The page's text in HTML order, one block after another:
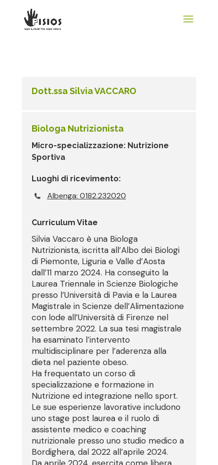
Dott.ssa Silvia VACCARO
Biologa Nutrizionista
Micro-specializzazione: Nutrizione
Sportiva
Luoghi di ricevimento:
Albenga: 0182.232020
Curriculum Vitae
Silvia Vaccaro è una Biologa
Nutrizionista, iscritta all’Albo dei Biologi
di Piemonte, Liguria e Valle d’Aosta
dall’11 marzo 2024. Ha conseguito la
Laurea Triennale in Scienze Biologiche
presso l’Università di Pavia e la Laurea
Magistrale in Scienze dell’Alimentazione
con lode all’Università di Firenze nel
settembre 2022. La sua tesi magistrale
ha esaminato l’intervento
multidisciplinare per l’aderenza alla
dieta nel paziente obeso.
Ha frequentato un corso di
specializzazione e formazione in
Nutrizione ed integrazione nello sport.
Le sue esperienze lavorative includono
uno stage post laurea e il ruolo di
assistente medico e coaching
nutrizionale presso uno studio medico a
Bordighera, dal 2022 all’aprile 2024.